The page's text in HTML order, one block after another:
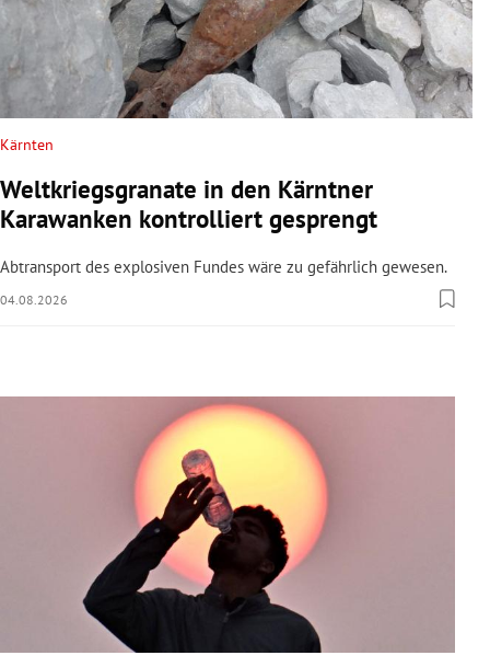
Untermenü
Untermenü
Untermenü
Untermenü
Untermenü
Kärnten
Weltkriegsgranate in den Kärntner
Karawanken kontrolliert gesprengt
Abtransport des explosiven Fundes wäre zu gefährlich gewesen.
04.08.2026